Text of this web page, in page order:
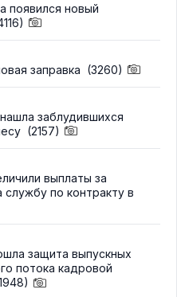
появился новый
заправка (3260)
заблудившихся
(2157)
выплаты за
по контракту в
защита выпускных
потока кадровой